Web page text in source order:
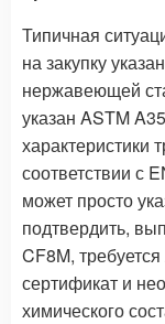
Типичная
на закупку
нержавеющей
указан ASTM
характеристики
соответствии с
может просто
подтвердить,
CF8M,
сертификат и
химического